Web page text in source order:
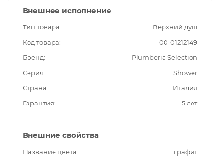
Внешнее исполнение
Тип товара
Верхний душ
Код товара
00-01212149
Бренд
Plumberia Selection
Серия
Shower
Страна
Италия
Гарантия
5 лет
Внешние свойства
Название цвета
графит